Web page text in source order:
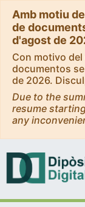
Amb motiu
de
d'agost de
Con motivo
documentos
de 2026.
Due to the
resume
any